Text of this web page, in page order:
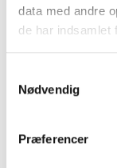
data med andre
de har indsamlet
Nødvendig
Præferencer
Ønskes EXPRESS